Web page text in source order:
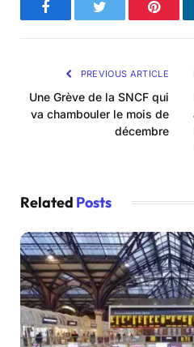
FacebookTwitter
PREVIOUS ARTICLE
Une Grève de la SNCF qui
va chambouler le mois de
décembre
Related Posts